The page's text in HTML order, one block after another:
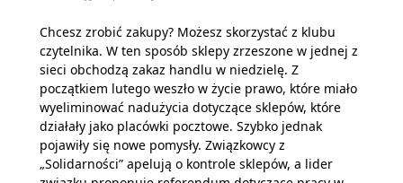
Chcesz zrobić zakupy? Możesz skorzystać z klubu
czytelnika. W ten sposób sklepy zrzeszone w jednej z
sieci obchodzą zakaz handlu w niedzielę. Z
początkiem lutego weszło w życie prawo, które miało
wyeliminować nadużycia dotyczące sklepów, które
działały jako placówki pocztowe. Szybko jednak
pojawiły się nowe pomysły. Związkowcy z
„Solidarności” apelują o kontrole sklepów, a lider